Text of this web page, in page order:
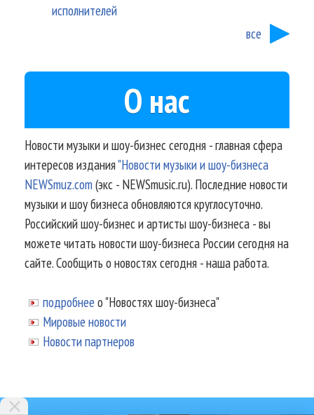
исполнителей
все
О нас
Новости музыки и шоу-бизнес сегодня - главная сфера
интересов издания"Новости музыки и шоу-бизнеса
NEWSmuz.com(экс - NEWSmusic.ru). Последние новости
музыки и шоу бизнеса обновляются круглосуточно.
Российский шоу-бизнес и артисты шоу-бизнеса - вы
можете читать новости шоу-бизнеса России сегодня на
сайте. Сообщить о новостях сегодня - наша работа.
подробнее о "Новостях шоу-бизнеса"
Мировые новости
Новости партнеров